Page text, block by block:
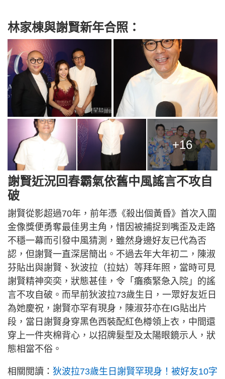
林家棟與謝賢新年合照：
+16
謝賢近況回春霸氣依舊中風謠言不攻自
破
謝賢從影超過70年，前年憑《殺出個黃昏》首次入圍
金像獎便勇奪最佳男主角，惜因被捕捉到嘴歪及走路
不穩一幕而引發中風猜測，雖然身邊好友已代為否
認，但謝賢一直深居簡出。不過去年大年初二，陳淑
芬貼出與謝賢、狄波拉（拉姑）等拜年照，當時可見
謝賢精神奕奕，狀態甚佳，令「癱瘓緊急入院」的謠
言不攻自破。而早前狄波拉73歲生日，一眾好友近日
為她慶祝，謝賢亦罕有現身，陳淑芬亦在IG貼出片
段，當日謝賢身穿黑色西裝配紅色樽領上衣，中間還
穿上一件夾棉背心，以招牌髮型及太陽眼鏡示人，狀
態相當不俗。
相關閲讀： 狄波拉73歲生日謝賢罕現身！被好友10字